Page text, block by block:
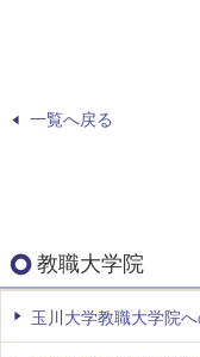
一覧へ戻る
教職大学院
玉川大学教職大学院